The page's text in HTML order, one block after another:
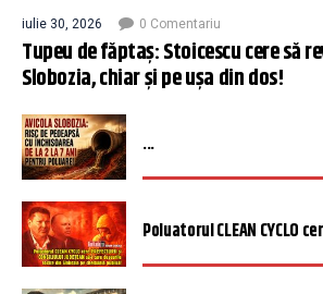
iulie 30, 2026 0 Comentariu
Tupeu de făptaș: Stoicescu cere să
Slobozia, chiar și pe ușa din dos!
...
Poluatorul CLEAN CYCLO